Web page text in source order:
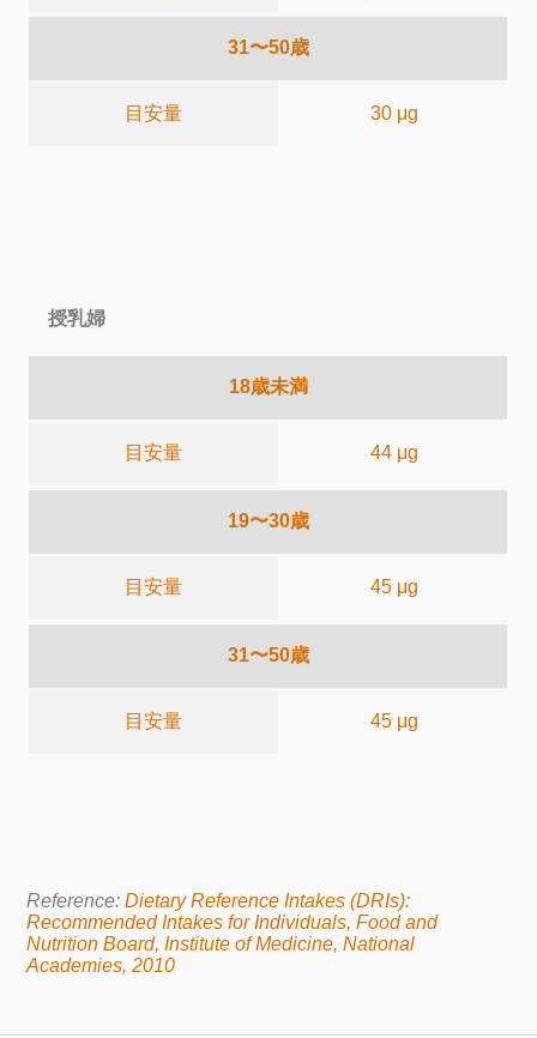
31〜50歳
目安量 30 μg
授乳婦
18歳未満
目安量 44 μg
19〜30歳
目安量 45 μg
31〜50歳
目安量 45 μg
Reference:Dietary Reference Intakes (DRIs):
Recommended Intakes for Individuals, Food and
Nutrition Board, Institute of Medicine, National
Academies, 2010